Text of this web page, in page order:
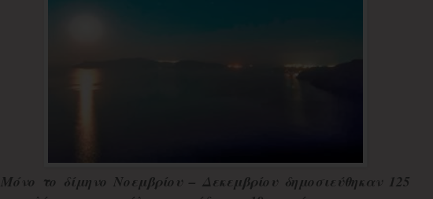
Μόνο το δίμηνο Νοεμβρίου – Δεκεμβρίου δημοσιεύθηκαν 125